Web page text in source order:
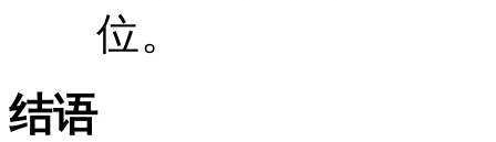
位。
结语